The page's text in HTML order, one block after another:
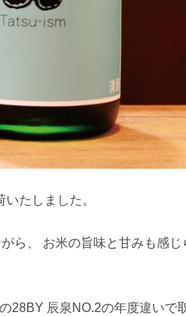
たしました。
ら、 お米の旨味と甘みも感じ
28BY 辰泉NO.2の年度違いで